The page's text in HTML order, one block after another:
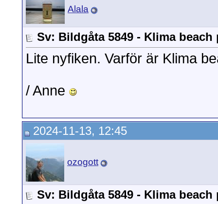
Alala
Sv: Bildgåta 5849 - Klima beach
Lite nyfiken. Varför är Klima
/ Anne
2024-11-13, 12:45
ozogott
Sv: Bildgåta 5849 - Klima beach